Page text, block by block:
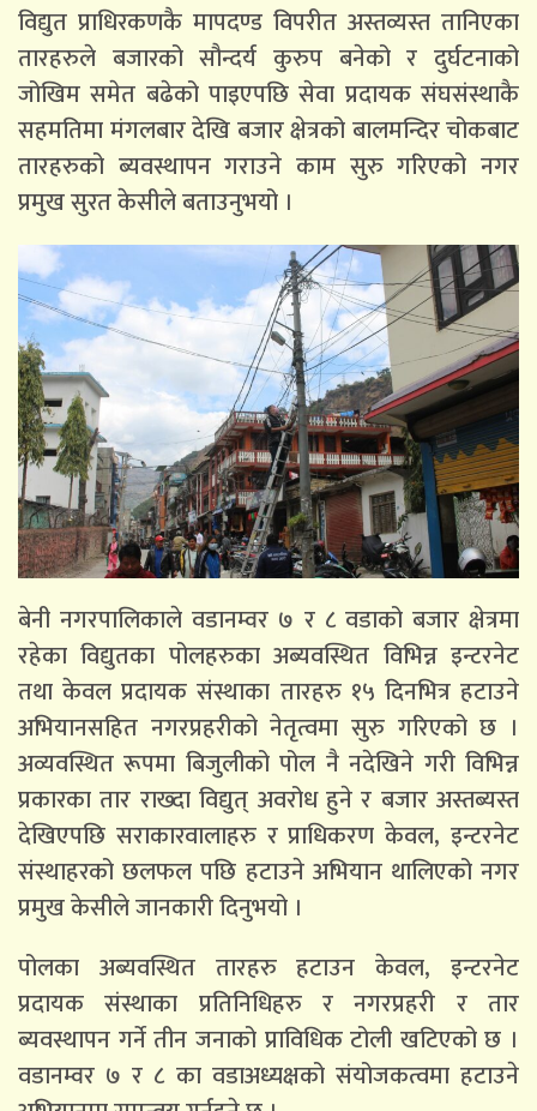
विद्युत प्राधिरकणकै मापदण्ड विपरीत अस्तव्यस्त तानिएका
तारहरुले बजारको सौन्दर्य कुरुप बनेको र दुर्घटनाको
जोखिम समेत बढेको पाइएपछि सेवा प्रदायक संघसंस्थाकै
सहमतिमा मंगलबार देखि बजार क्षेत्रको बालमन्दिर चोकबाट
तारहरुको ब्यवस्थापन गराउने काम सुरु गरिएको नगर
प्रमुख सुरत केसीले बताउनुभयो ।
बेनी नगरपालिकाले वडानम्वर ७ र ८ वडाको बजार क्षेत्रमा
रहेका विद्युतका पोलहरुका अब्यवस्थित विभिन्न इन्टरनेट
तथा केवल प्रदायक संस्थाका तारहरु १५ दिनभित्र हटाउने
अभियानसहित नगरप्रहरीको नेतृत्वमा सुरु गरिएको छ ।
अव्यवस्थित रूपमा बिजुलीको पोल नै नदेखिने गरी विभिन्न
प्रकारका तार राख्दा विद्युत् अवरोध हुने र बजार अस्तब्यस्त
देखिएपछि सराकारवालाहरु र प्राधिकरण केवल, इन्टरनेट
संस्थाहरको छलफल पछि हटाउने अभियान थालिएको नगर
प्रमुख केसीले जानकारी दिनुभयो ।
पोलका अब्यवस्थित तारहरु हटाउन केवल, इन्टरनेट
प्रदायक संस्थाका प्रतिनिधिहरु र नगरप्रहरी र तार
ब्यवस्थापन गर्ने तीन जनाको प्राविधिक टोली खटिएको छ ।
वडानम्वर ७ र ८ का वडाअध्यक्षको संयोजकत्वमा हटाउने